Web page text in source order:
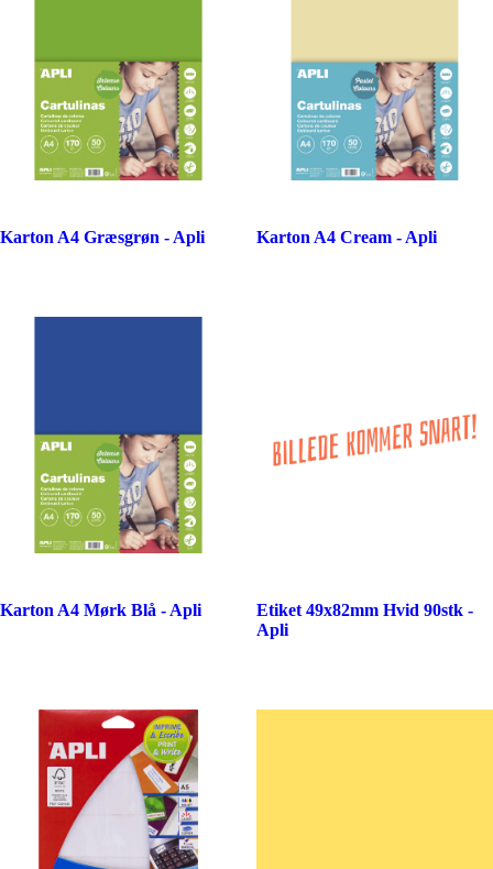
Karton A4 Græsgrøn - Apli Karton A4 Cream - Apli
Karton A4 Mørk Blå - Apli
Etiket 49x82mm Hvid 90stk -
Apli